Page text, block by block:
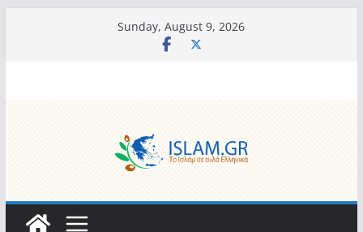
Sunday, August 9, 2026